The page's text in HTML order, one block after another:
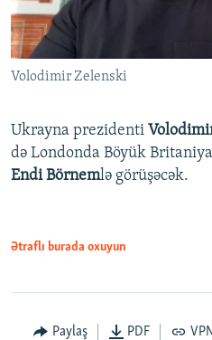
Volodimir Zelenski
Ukrayna prezidenti
də Londonda Böyük
Endi Börnemlə görüşəcək.
Ətraflı burada oxuyun
Paylaş PDF